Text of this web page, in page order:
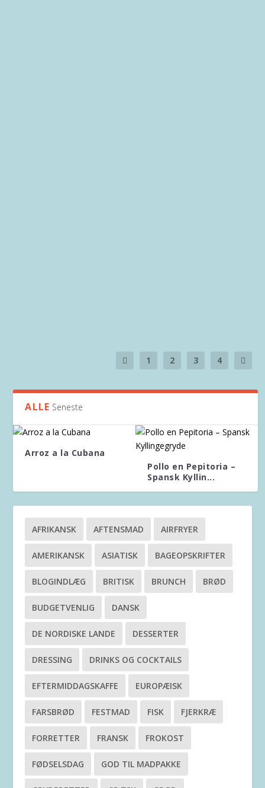
1 2 3 4
ALLE Seneste
Arroz a la Cubana
Pollo en Pepitoria –
Spansk Kyllin...
AFRIKANSK AFTENSMAD AIRFRYER
AMERIKANSK ASIATISK BAGEOPSKRIFTER
BLOGINDLÆG BRITISK BRUNCH BRØD
BUDGETVENLIG DANSK
DE NORDISKE LANDE DESSERTER
DRESSING DRINKS OG COCKTAILS
EFTERMIDDAGSKAFFE EUROPÆISK
FARSBRØD FESTMAD FISK FJERKRÆ
FORRETTER FRANSK FROKOST
FØDSELSDAG GOD TIL MADPAKKE